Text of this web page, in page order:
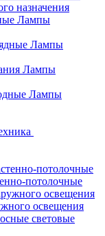
назначения
Лампы
Лампы
Лампы
Лампы
потолочные
освещения